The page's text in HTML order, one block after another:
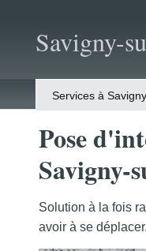
Savigny-
Services à
Pose
Savigny-
Solution à la fois
avoir à se déplacer.